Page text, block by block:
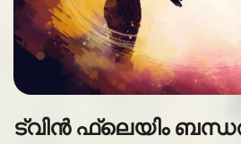
ട്വിൻ ഫ്ലെയിം